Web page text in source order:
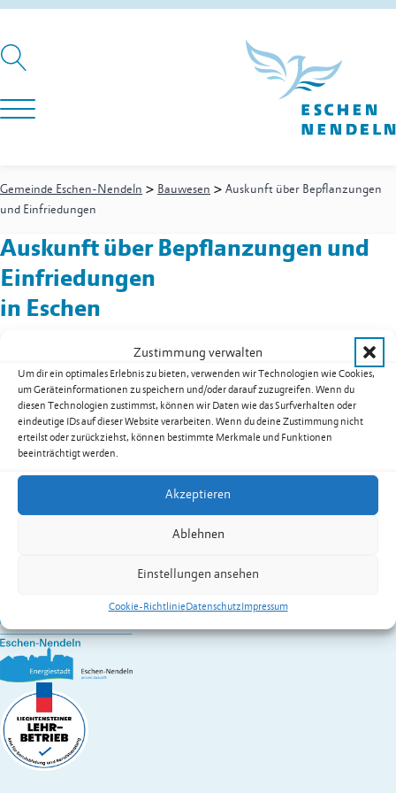
Zustimmung verwalten
Um dir ein optimales Erlebnis zu bieten, verwenden wir Technologien wie Cookies,
um Geräteinformationen zu speichern und/oder darauf zuzugreifen. Wenn du
diesen Technologien zustimmst, können wir Daten wie das Surfverhalten oder
eindeutige IDs auf dieser Website verarbeiten. Wenn du deine Zustimmung nicht
erteilst oder zurückziehst, können bestimmte Merkmale und Funktionen
beeinträchtigt werden.
Akzeptieren
Ablehnen
Einstellungen ansehen
Cookie-RichtlinieDatenschutzImpressum
Gemeinde Eschen-Nendeln > Bauwesen > Auskunft über Bepflanzungen
und Einfriedungen
Auskunft über Bepflanzungen und
Einfriedungen
in Eschen
Bauwesen-Hochbau und Baurecht
Hasler Daniela
Festnetz+423 377 50 14
Mobil+423 794 90 14
daniela.hasler@eschen.li
Zur Übersicht der Dienstleistungen & Services
Gemeinde Eschen-Nendeln
St. Martins-Ring 2, 9492 Eschen
+423 377 50 10,verwaltung@eschen.li